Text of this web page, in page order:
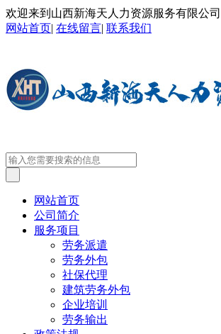
欢迎来到山西新海天人力资源服务有限公司
网站首页| 在线留言| 联系我们
网站首页
公司简介
服务项目
劳务派遣
劳务外包
社保代理
建筑劳务外包
企业培训
劳务输出